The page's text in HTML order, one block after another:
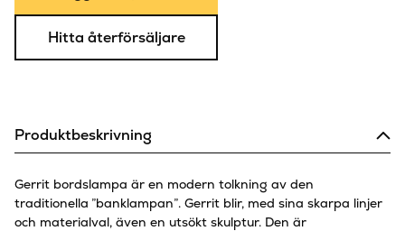
Hitta återförsäljare
Produktbeskrivning
Gerrit bordslampa är en modern tolkning av den
traditionella ”banklampan”. Gerrit blir, med sina skarpa linjer
och materialval, även en utsökt skulptur. Den är